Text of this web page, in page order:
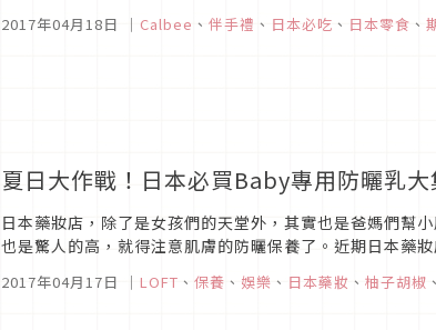
2017年04月18日 ｜ Calbee 、 伴手禮 、 日本必吃 、 日本零食 、
夏日大作戰！日本必買Baby專用防曬乳大
日本藥妝店，除了是女孩們的天堂外，其實也是爸媽們幫
也是驚人的高，就得注意肌膚的防曬保養了。近期日本藥
2017年04月17日 ｜ LOFT 、 保養 、 娛樂 、 日本藥妝 、 柚子胡椒 、